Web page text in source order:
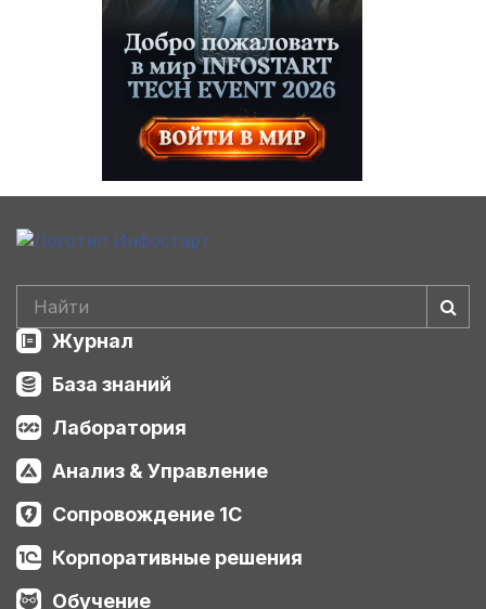
Журнал
База знаний
Лаборатория
Анализ & Управление
Сопровождение 1С
Корпоративные решения
Обучение